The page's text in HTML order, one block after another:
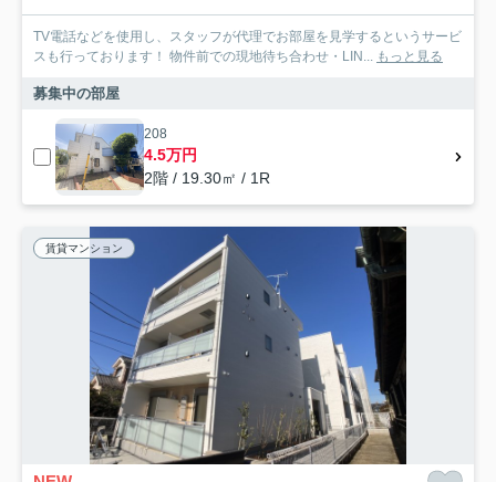
TV電話などを使用し、スタッフが代理でお部屋を見学するというサービ
スも行っております！ 物件前での現地待ち合わせ・LIN... もっと見る
募集中の部屋
208
4.5万円
2階 / 19.30㎡ / 1R
賃貸マンション